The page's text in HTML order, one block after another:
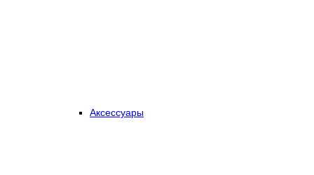
Аксессуары